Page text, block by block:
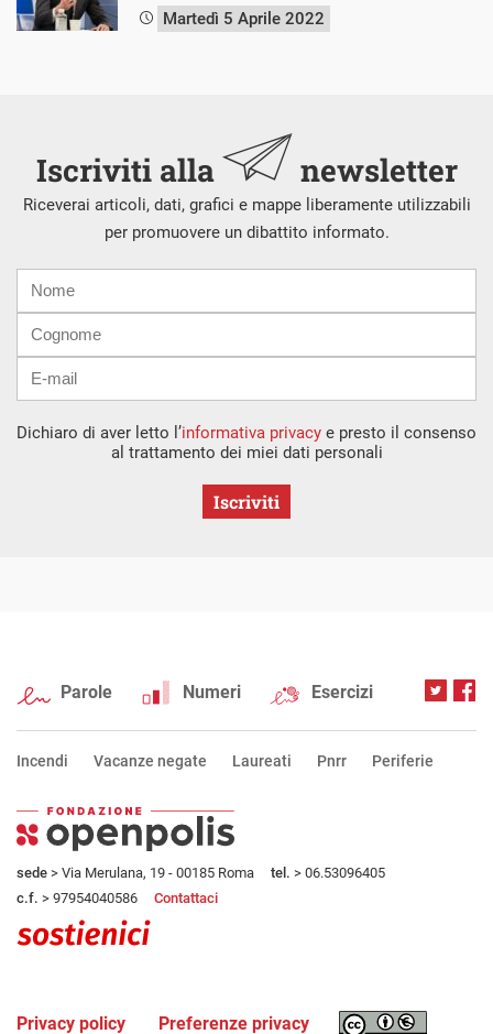
Martedì 5 Aprile 2022
Iscriviti alla newsletter
Riceverai articoli, dati, grafici e mappe liberamente utilizzabili
per promuovere un dibattito informato.
mail
Dichiaro di aver letto l’informativa privacy e presto il consenso
al trattamento dei miei dati personali
Iscriviti
Parole Numeri Esercizi
Incendi Vacanze negate Laureati Pnrr Periferie
sede > Via Merulana, 19 - 00185 Roma tel. > 06.53096405
c.f. > 97954040586 Contattaci
Privacy policy Preferenze privacy